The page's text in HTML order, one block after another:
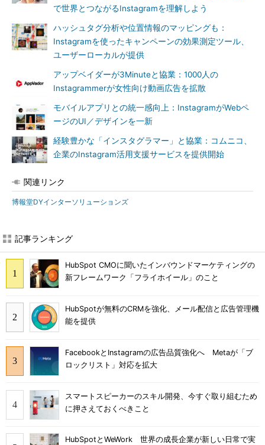
で世界とつながるInstagramを理解しよう
ハッシュタグ分析や位置情報のマッピングも：
Instagramを使ったキャンペーンの効果測定ツール、
ユーザーローカルが提供
アップベイダーが3Minuteと協業：1000人の
Instagrammerが女性向け動画広告を拡散
モバイルアプリとの統一感向上：InstagramがWebペ
ージのUI／デザインを一新
経験豊かな「インスタグラマー」と協業：コムニコ、
企業のInstagram活用支援サービスを提供開始
関連リンク
博報堂DYインターソリューションズ
記事ランキング
HubSpot CMOに聞いたインバウンドマーケティングの
新フレームワーク「フライホイール」のこと
HubSpotが無料のCRMを強化、メール配信と広告管理機
能を提供
FacebookとInstagramの広告品質強化へ Metaが「ブ
ロックリスト」対応を拡大
スマートスピーカーのスキル開発、今すぐ取り組むため
に押さえておくべきこと
HubSpotとWeWork 世界の成長企業が新しい日常で実